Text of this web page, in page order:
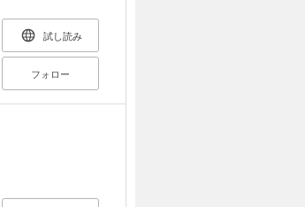
試し読み
フォロー